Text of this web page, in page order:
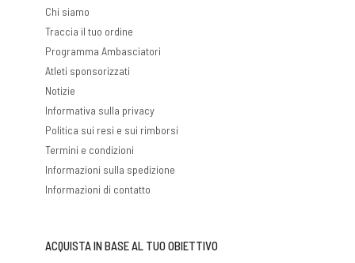
Chi siamo
Traccia il tuo ordine
Programma Ambasciatori
Atleti sponsorizzati
Notizie
Informativa sulla privacy
Politica sui resi e sui rimborsi
Termini e condizioni
Informazioni sulla spedizione
Informazioni di contatto
ACQUISTA IN BASE AL TUO OBIETTIVO